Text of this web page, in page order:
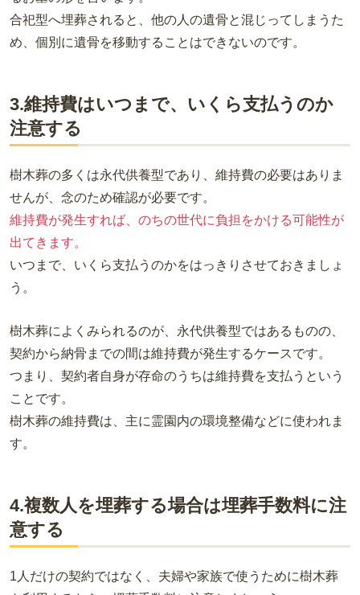
合祀型へ埋葬されると、他の人の遺骨と混じってしまうた
め、個別に遺骨を移動することはできないのです。
3.維持費はいつまで、いくら支払うのか
注意する
樹木葬の多くは永代供養型であり、維持費の必要はありま
せんが、念のため確認が必要です。
維持費が発生すれば、のちの世代に負担をかける可能性が
出てきます。
いつまで、いくら支払うのかをはっきりさせておきましょ
う。
樹木葬によくみられるのが、永代供養型ではあるものの、
契約から納骨までの間は維持費が発生するケースです。
つまり、契約者自身が存命のうちは維持費を支払うという
ことです。
樹木葬の維持費は、主に霊園内の環境整備などに使われま
す。
4.複数人を埋葬する場合は埋葬手数料に注
意する
1人だけの契約ではなく、夫婦や家族で使うために樹木葬